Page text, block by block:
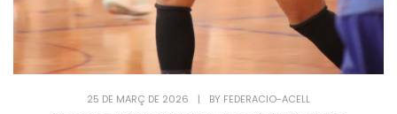
25 DE MARÇ DE 2026 | BY FEDERACIO-ACELL